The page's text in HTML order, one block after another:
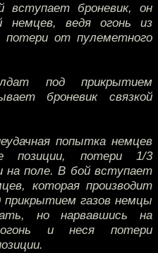
броневик, он
немцев, ведя огонь из
от пулеметного
под прикрытием
броневик связкой
попытка немцев
позиции, потери 1/3
на поле. В бой вступает
которая производит
газов немцы
но нарвавшись на
и неся потери